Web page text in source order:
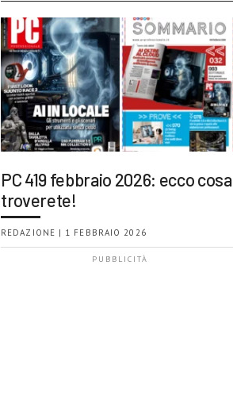
PC 419 febbraio 2026: ecco cosa
troverete!
REDAZIONE | 1 FEBBRAIO 2026